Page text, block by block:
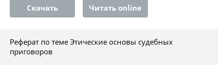
Скачать Читать online
Реферат по теме Этические основы судебных
приговоров